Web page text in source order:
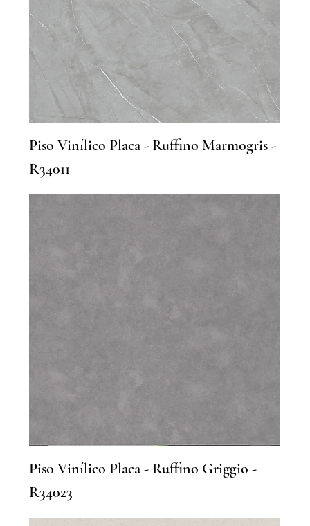
Piso Vinílico Placa - Ruffino Marmogris -
R34011
Piso Vinílico Placa - Ruffino Griggio -
R34023